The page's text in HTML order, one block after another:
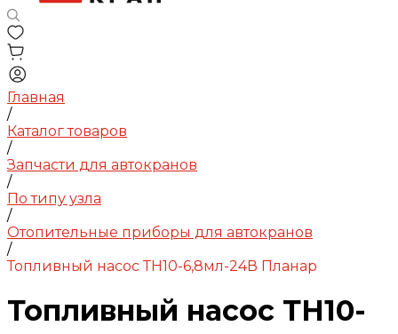
Главная
/
Каталог товаров
/
Запчасти для автокранов
/
По типу узла
/
Отопительные приборы для автокранов
/
Топливный насос ТН10-6,8мл-24В Планар
Топливный насос ТН10-